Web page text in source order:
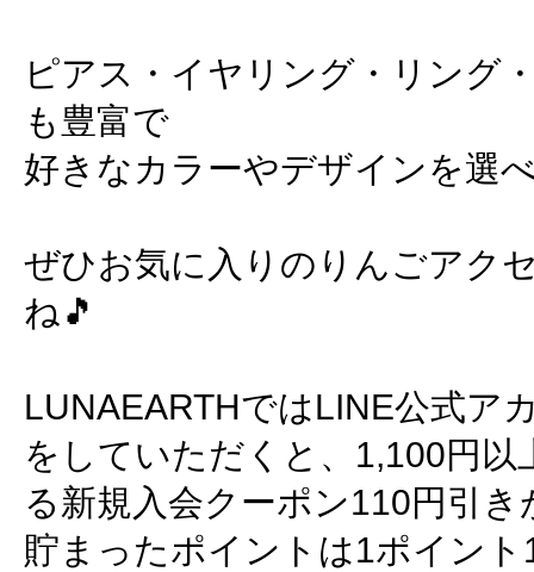
ピアス・イヤリング・リング
も豊富で
好きなカラーやデザインを選
ぜひお気に入りのりんごアク
ね🎵
LUNAEARTHではLINE公式ア
をしていただくと、1,100円以
る新規入会クーポン110円引
貯まったポイントは1ポイン